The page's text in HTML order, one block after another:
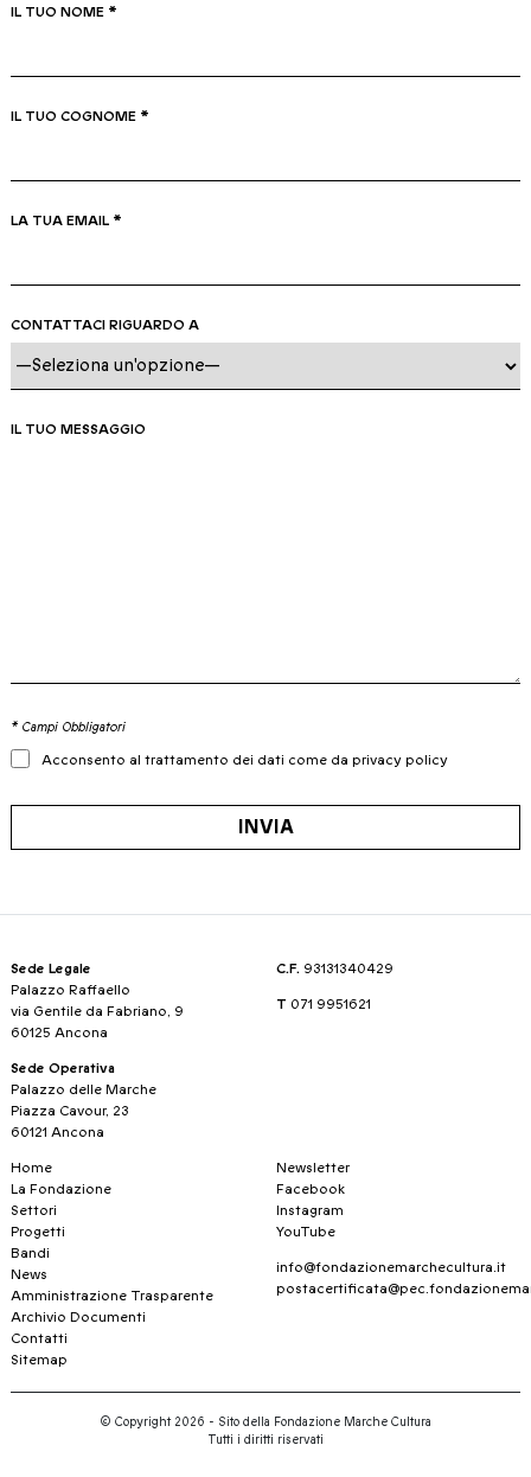
IL TUO NOME *
IL TUO COGNOME *
LA TUA EMAIL *
CONTATTACI RIGUARDO A
IL TUO MESSAGGIO
* Campi Obbligatori
Acconsento al trattamento dei dati come da privacy policy
INVIA
Sede Legale
Palazzo Raffaello
via Gentile da Fabriano, 9
60125 Ancona
Sede Operativa
Palazzo delle Marche
Piazza Cavour, 23
60121 Ancona
C.F. 93131340429
T 071 9951621
Home
La Fondazione
Settori
Progetti
Bandi
News
Amministrazione Trasparente
Archivio Documenti
Contatti
Sitemap
Newsletter
Facebook
Instagram
YouTube
info@fondazionemarchecultura.it
© Copyright 2026 - Sito della Fondazione Marche Cultura
Tutti i diritti riservati